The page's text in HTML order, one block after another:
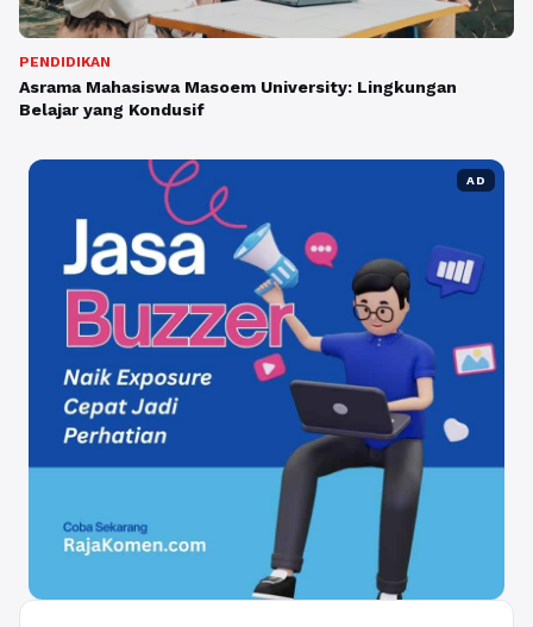
PENDIDIKAN
Asrama Mahasiswa Masoem University: Lingkungan
Belajar yang Kondusif
AD